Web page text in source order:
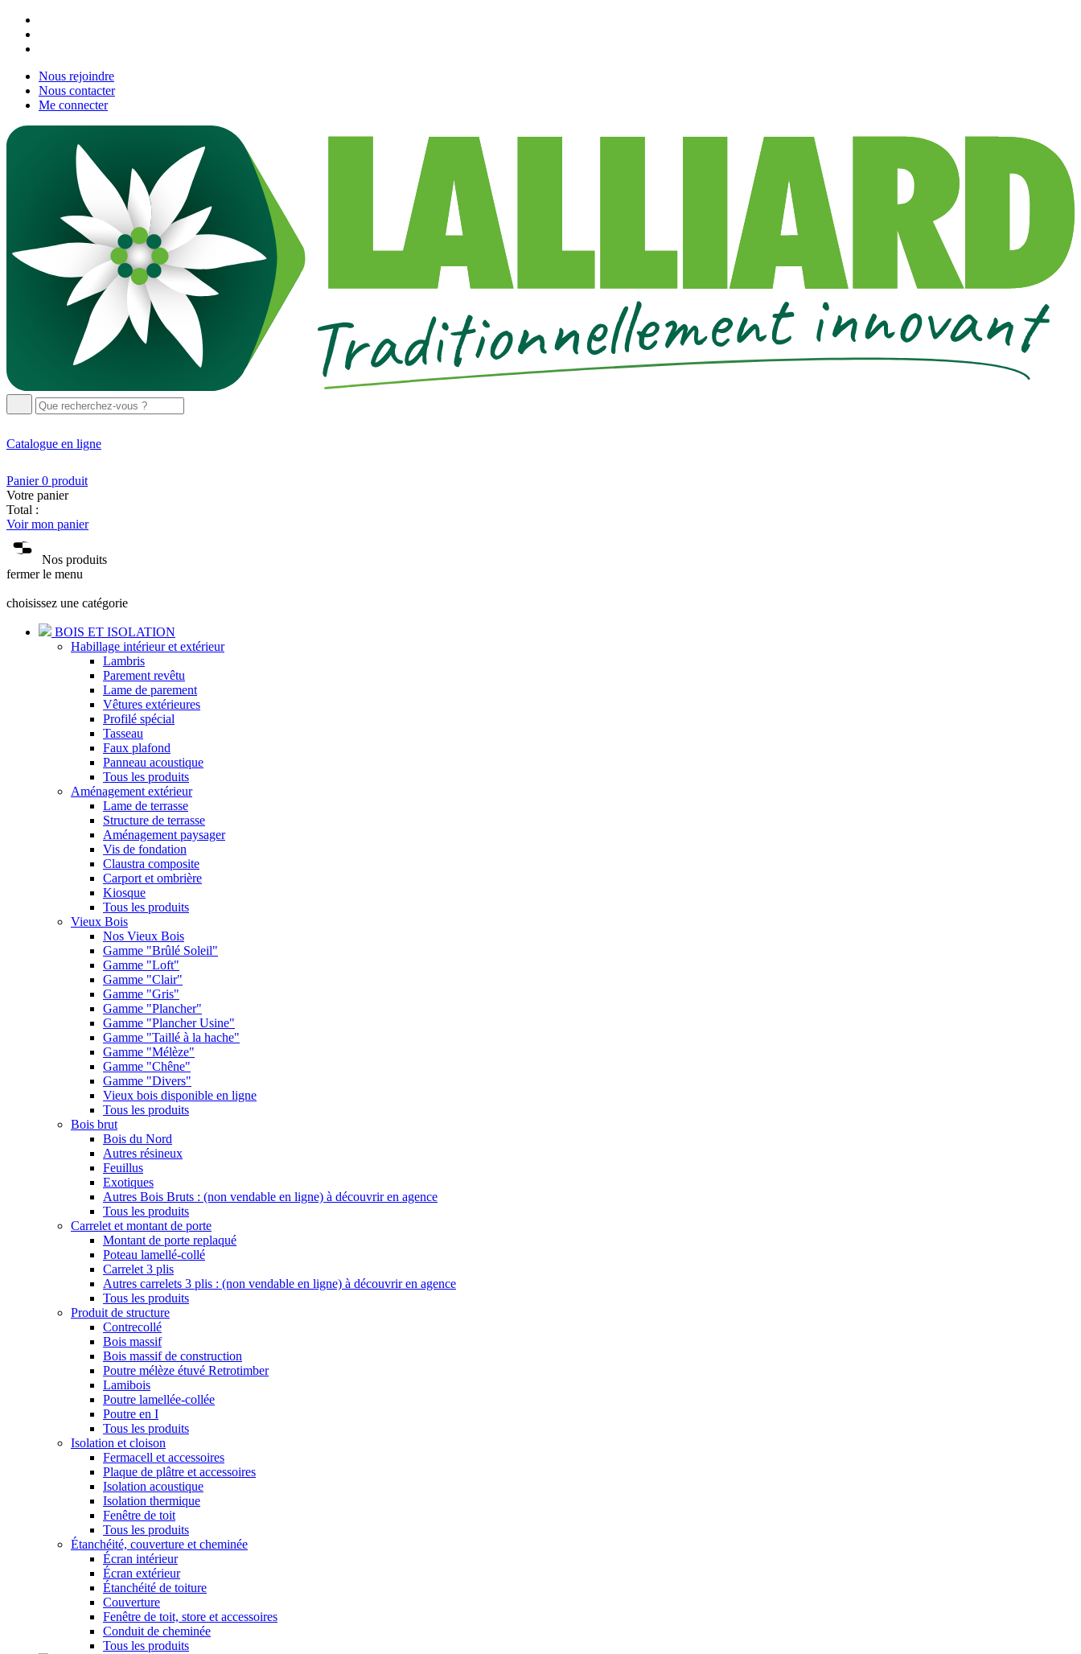
Nous rejoindre
Nous contacter
Me connecter
Catalogue en ligne
Panier 0 produit
Votre panier
Total :
Voir mon panier
Nos produits
fermer le menu
choisissez une catégorie
BOIS ET ISOLATION
Habillage intérieur et extérieur
Lambris
Parement revêtu
Lame de parement
Vêtures extérieures
Profilé spécial
Tasseau
Faux plafond
Panneau acoustique
Tous les produits
Aménagement extérieur
Lame de terrasse
Structure de terrasse
Aménagement paysager
Vis de fondation
Claustra composite
Carport et ombrière
Kiosque
Tous les produits
Vieux Bois
Nos Vieux Bois
Gamme "Brûlé Soleil"
Gamme "Loft"
Gamme "Clair"
Gamme "Gris"
Gamme "Plancher"
Gamme "Plancher Usine"
Gamme "Taillé à la hache"
Gamme "Mélèze"
Gamme "Chêne"
Gamme "Divers"
Vieux bois disponible en ligne
Tous les produits
Bois brut
Bois du Nord
Autres résineux
Feuillus
Exotiques
Autres Bois Bruts : (non vendable en ligne) à découvrir en agence
Tous les produits
Carrelet et montant de porte
Montant de porte replaqué
Poteau lamellé-collé
Carrelet 3 plis
Autres carrelets 3 plis : (non vendable en ligne) à découvrir en agence
Tous les produits
Produit de structure
Contrecollé
Bois massif
Bois massif de construction
Poutre mélèze étuvé Retrotimber
Lamibois
Poutre lamellée-collée
Poutre en I
Tous les produits
Isolation et cloison
Fermacell et accessoires
Plaque de plâtre et accessoires
Isolation acoustique
Isolation thermique
Fenêtre de toit
Tous les produits
Étanchéité, couverture et cheminée
Écran intérieur
Écran extérieur
Étanchéité de toiture
Couverture
Fenêtre de toit, store et accessoires
Conduit de cheminée
Tous les produits